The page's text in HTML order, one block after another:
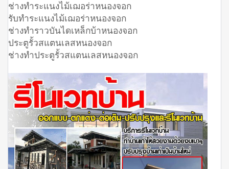
ช่างทำระแนงไม้เฌอร่าหนองจอก
รับทำระแนงไม้เฌอร่าหนองจอก
ช่างทำราวบันไดเหล็กบ้าหนองจอก
ประตูรั้วสแตนเลสหนองจอก
ช่างทำประตูรั้วสแตนเลสหนองจอก